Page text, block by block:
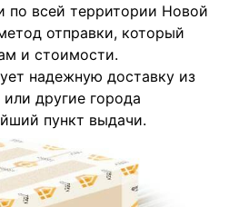
по всей территории Новой
отправки, который
и стоимости.
надежную доставку из
другие города
пункт выдачи.